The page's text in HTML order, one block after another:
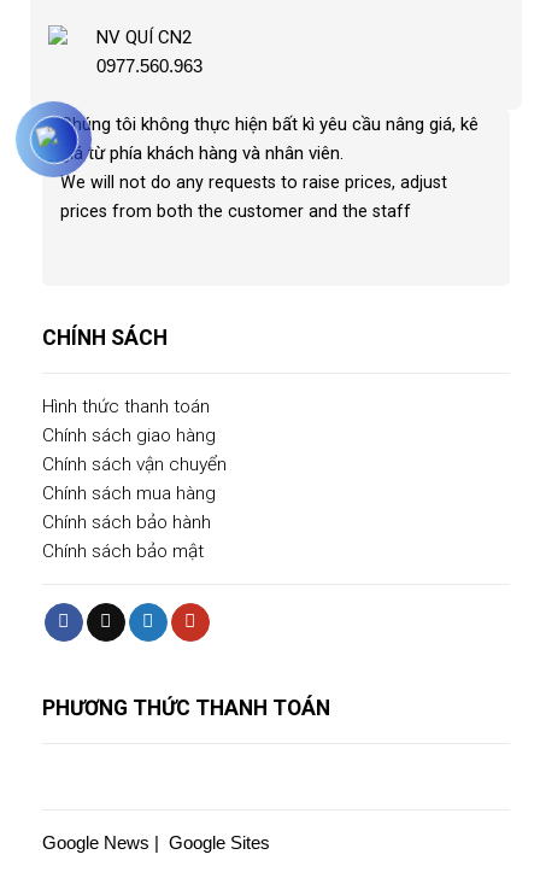
NV QUÍ CN2
0977.560.963
Chúng tôi không thực hiện bất kì yêu cầu nâng giá, kê
giá từ phía khách hàng và nhân viên.
We will not do any requests to raise prices, adjust
prices from both the customer and the staff
CHÍNH SÁCH
Hình thức thanh toán
Chính sách giao hàng
Chính sách vận chuyển
Chính sách mua hàng
Chính sách bảo hành
Chính sách bảo mật
PHƯƠNG THỨC THANH TOÁN
Google News | Google Sites